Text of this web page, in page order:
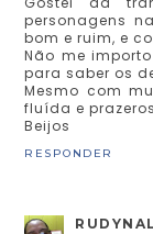
personagens
bom e ruim, e
Não me
para saber os
Mesmo com
fluída e
Beijos
RESPONDER